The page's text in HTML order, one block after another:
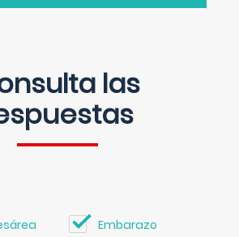
las
Embarazo